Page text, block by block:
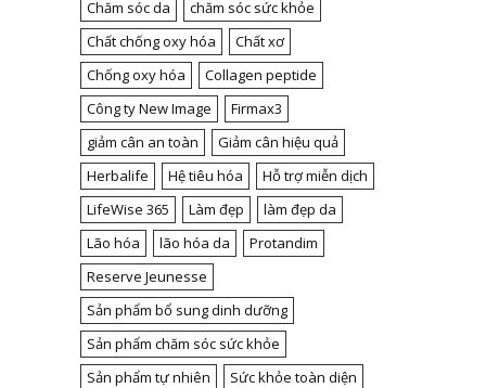
Chăm sóc da
chăm sóc sức khỏe
Chất chống oxy hóa
Chất xơ
Chống oxy hóa
Collagen peptide
Công ty New Image
Firmax3
giảm cân an toàn
Giảm cân hiệu quả
Herbalife
Hệ tiêu hóa
Hỗ trợ miễn dịch
LifeWise 365
Làm đẹp
làm đẹp da
Lão hóa
lão hóa da
Protandim
Reserve Jeunesse
Sản phẩm bổ sung dinh dưỡng
Sản phẩm chăm sóc sức khỏe
Sản phẩm tự nhiên
Sức khỏe toàn diện